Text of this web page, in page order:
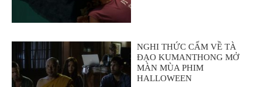
NGHI THỨC CẤM VỀ TÀ
ĐẠO KUMANTHONG MỞ
MÀN MÙA PHIM
HALLOWEEN